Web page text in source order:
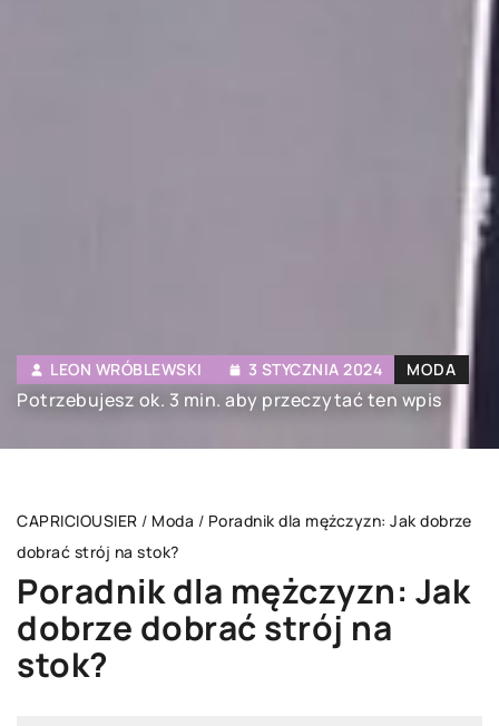
LEON WRÓBLEWSKI 3 STYCZNIA 2024 MODA
Potrzebujesz ok. 3 min. aby przeczytać ten wpis
CAPRICIOUSIER / Moda / Poradnik dla mężczyzn: Jak dobrze
dobrać strój na stok?
Poradnik dla mężczyzn: Jak
dobrze dobrać strój na
stok?